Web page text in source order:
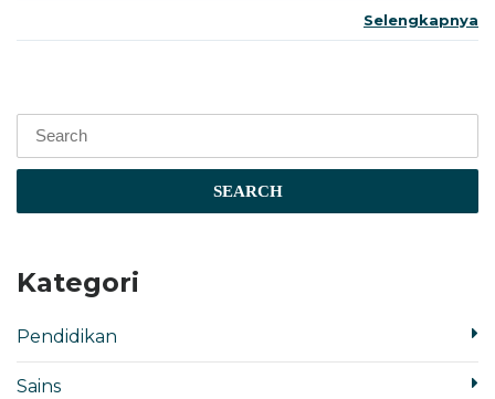
Selengkapnya
SEARCH
Kategori
Pendidikan
Sains